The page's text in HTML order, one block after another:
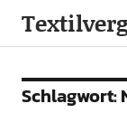
Schlagwort: